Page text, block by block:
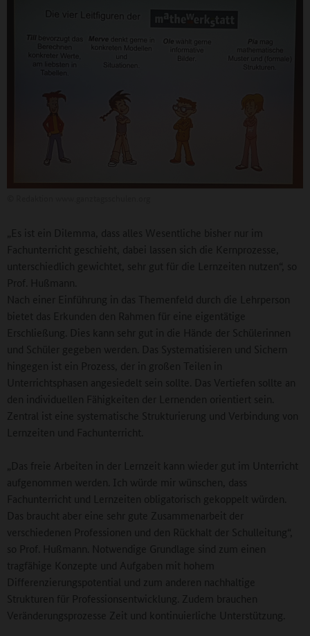
„Es ist ein Dilemma, dass alles Wesentliche bisher nur im
Fachunterricht geschieht, dabei lassen sich die Kernprozesse,
unterschiedlich gewichtet, sehr gut für die Lernzeiten nutzen“, so
Prof. Hußmann.
Nach einer Einführung in das Themenfeld durch die Lehrperson
bietet das Erkunden den Rahmen für eine eigentätige
Erschließung. Dies kann sehr gut in die Hände der Schülerinnen
und Schüler gegeben werden. Das Systematisieren und Sichern
hingegen ist ein Prozess, der in großen Teilen in
Unterrichtsphasen angesiedelt sein sollte. Das Vertiefen sollte an
den individuellen Fähigkeiten der Lernenden orientiert sein.
Zentral ist eine systematische Strukturierung und Verbindung von
Lernzeiten und Fachunterricht.
„Das freie Arbeiten in der Lernzeit kann wieder gut im Unterricht
aufgenommen werden. Ich würde mir wünschen, dass
Fachunterricht und Lernzeiten obligatorisch gekoppelt würden.
Das braucht aber eine sehr gute Zusammenarbeit der
verschiedenen Professionen und den Rückhalt der Schulleitung“,
so Prof. Hußmann. Notwendige Grundlage sind zum einen
tragfähige Konzepte und Aufgaben mit hohem
Differenzierungspotential und zum anderen nachhaltige
Strukturen für Professionsentwicklung. Zudem brauchen
Veränderungsprozesse Zeit und kontinuierliche Unterstützung.